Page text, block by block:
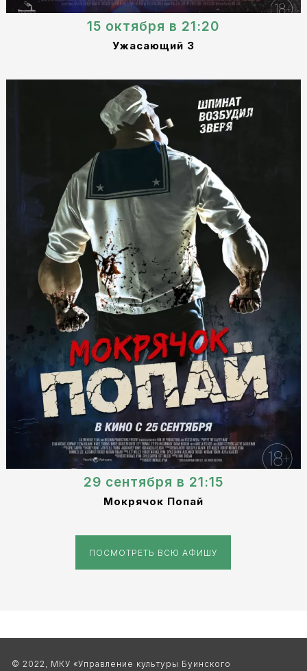
15 октября в 21:20
Ужасающий 3
29 сентября в 21:15
Мокрячок Попай
ПОСМОТРЕТЬ ВСЮ АФИШУ
© 2022, МКУ «Управление культуры Буинского